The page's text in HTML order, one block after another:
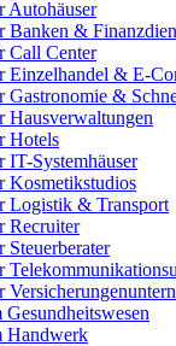
Autohäuser
Banken &
Call Center
Einzelhandel & E-
&
Hausverwaltungen
Hotels
Systemhäuser
Kosmetikstudios
Logistik & Transport
Recruiter
Handwerk